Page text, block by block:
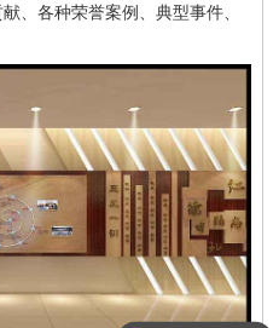
、各种荣誉案例、典型事件、